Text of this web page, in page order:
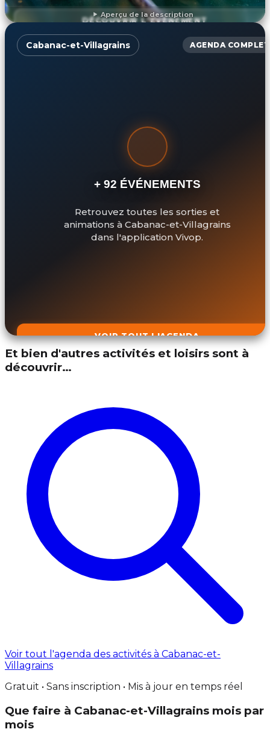
Aperçu de la description
DÉCOUVRIR L'ÉVÉNEMENT
Cabanac-et-Villagrains AGENDA COMPLET
+ 92 ÉVÉNEMENTS
Retrouvez toutes les sorties et
animations à Cabanac-et-Villagrains
dans l'application Vivop.
VOIR TOUT L'AGENDA
Et bien d'autres activités et loisirs sont à
découvrir…
Voir tout l'agenda des activités à Cabanac-et-
Villagrains
Gratuit • Sans inscription • Mis à jour en temps réel
Que faire à Cabanac-et-Villagrains mois par
mois